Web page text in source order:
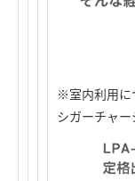
※室内利用に
シガーチャー